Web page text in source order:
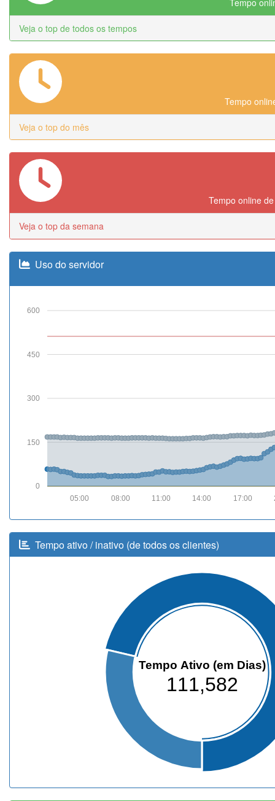
Veja o top de todos os tempos
Tempo
Veja o top do mês
Tempo online
Veja o top da semana
Uso do servidor
0
150
300
450
600
17:00
14:00
11:00
08:00
05:00
Tempo ativo / inativo (de todos os clientes)
Tempo Ativo (em Dias)
111,582